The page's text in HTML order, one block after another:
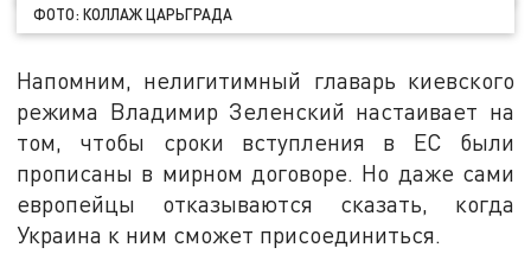
ФОТО: КОЛЛАЖ ЦАРЬГРАДА
Напомним, нелигитимный главарь киевского
режима Владимир Зеленский настаивает на
том, чтобы сроки вступления в ЕС были
прописаны в мирном договоре. Но даже сами
европейцы отказываются сказать, когда
Украина к ним сможет присоединиться.